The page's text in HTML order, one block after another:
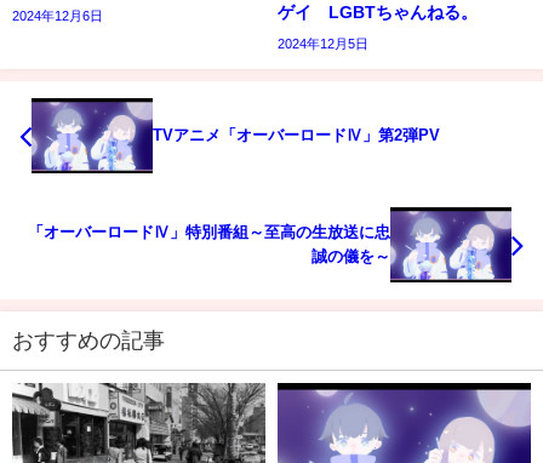
2024年12月6日
ゲイ LGBTちゃんねる。
2024年12月5日
TVアニメ「オーバーロードⅣ」第2弾PV
「オーバーロードⅣ」特別番組～至高の生放送に忠
誠の儀を～
おすすめの記事